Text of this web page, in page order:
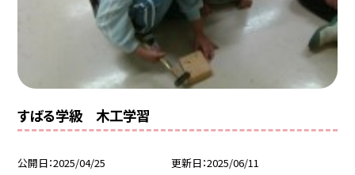
すばる学級 木工学習
公開日 2025/04/25 更新日 2025/06/11